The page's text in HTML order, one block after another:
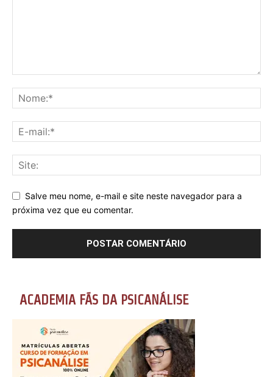
Salve meu nome, e-mail e site neste navegador para a
próxima vez que eu comentar.
ACADEMIA FÃS DA PSICANÁLISE